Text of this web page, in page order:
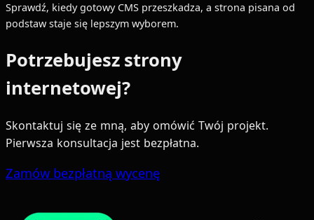
Sprawdź, kiedy gotowy CMS przeszkadza, a strona pisana od
podstaw staje się lepszym wyborem.
Potrzebujesz strony
internetowej?
Skontaktuj się ze mną, aby omówić Twój projekt.
Pierwsza konsultacja jest bezpłatna.
Zamów bezpłatną wycenę